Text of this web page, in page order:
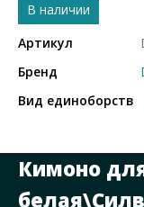
В наличии
Артикул
Бренд
Вид единоборств
Кимоно